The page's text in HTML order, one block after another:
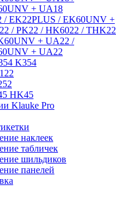
+ UA18
/ EK22PLUS / EK60UNV +
/ PK22 / HK6022 / THK22
+ UA22 /
+ UA22
K354
HK45
Klauke Pro
наклеек
табличек
шильдиков
панелей